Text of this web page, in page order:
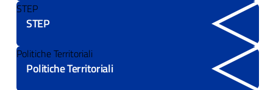
STEP
STEP
Politiche Territoriali
Politiche Territoriali